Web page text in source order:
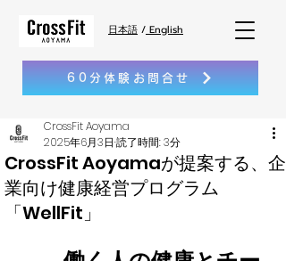
日本語 / English
60分体験お問合せ
CrossFit Aoyamaが提案する、企
業向け健康経営プログラム
「WellFit」
CrossFit Aoyama
2025年6月3日 読了時間: 3分